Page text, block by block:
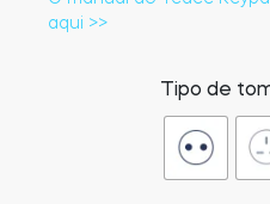
aqui >>
Tipo de